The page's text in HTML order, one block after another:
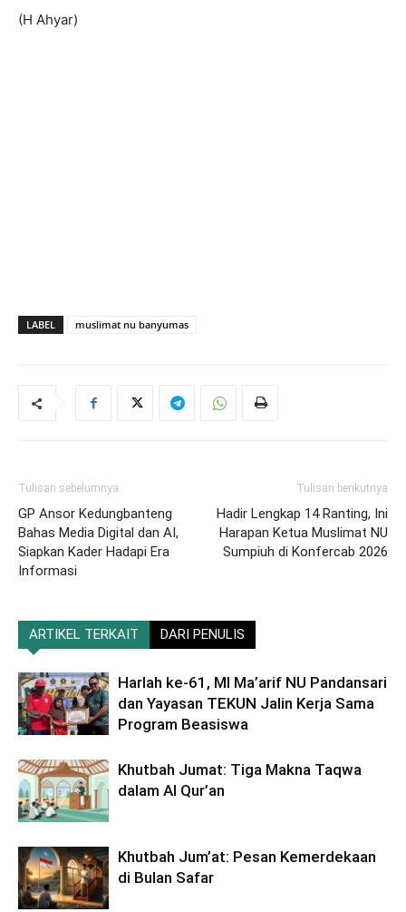
(H Ahyar)
LABEL muslimat nu banyumas
Tulisan sebelumnya
GP Ansor Kedungbanteng
Bahas Media Digital dan AI,
Siapkan Kader Hadapi Era
Informasi
Tulisan berikutnya
Hadir Lengkap 14 Ranting, Ini
Harapan Ketua Muslimat NU
Sumpiuh di Konfercab 2026
ARTIKEL TERKAIT DARI PENULIS
Harlah ke-61, MI Ma’arif NU Pandansari
dan Yayasan TEKUN Jalin Kerja Sama
Program Beasiswa
Khutbah Jumat: Tiga Makna Taqwa
dalam Al Qur’an
Khutbah Jum’at: Pesan Kemerdekaan
di Bulan Safar